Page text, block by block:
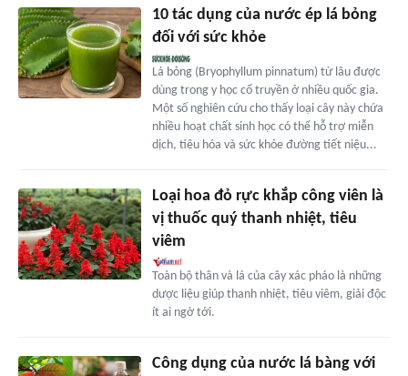
10 tác dụng của nước ép lá bỏng
đối với sức khỏe
Lá bỏng (Bryophyllum pinnatum) từ lâu được
dùng trong y học cổ truyền ở nhiều quốc gia.
Một số nghiên cứu cho thấy loại cây này chứa
nhiều hoạt chất sinh học có thể hỗ trợ miễn
dịch, tiêu hóa và sức khỏe đường tiết niệu...
Loại hoa đỏ rực khắp công viên là
vị thuốc quý thanh nhiệt, tiêu
viêm
Toàn bộ thân và lá của cây xác pháo là những
dược liệu giúp thanh nhiệt, tiêu viêm, giải độc
ít ai ngờ tới.
Công dụng của nước lá bàng với